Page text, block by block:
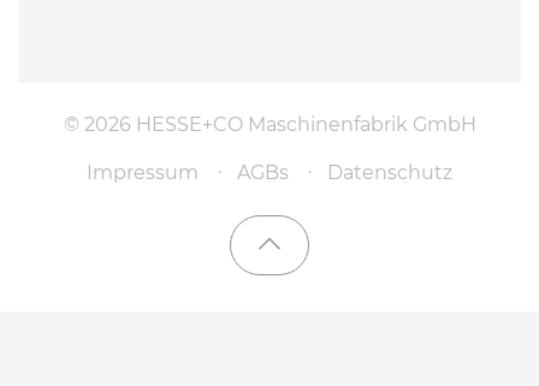
© 2026 HESSE+CO Maschinenfabrik GmbH
Impressum AGBs Datenschutz
Nach oben scrollen